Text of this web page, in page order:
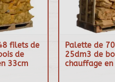
filets de
de
33cm
Palette de
25dm3 de
chauffage en